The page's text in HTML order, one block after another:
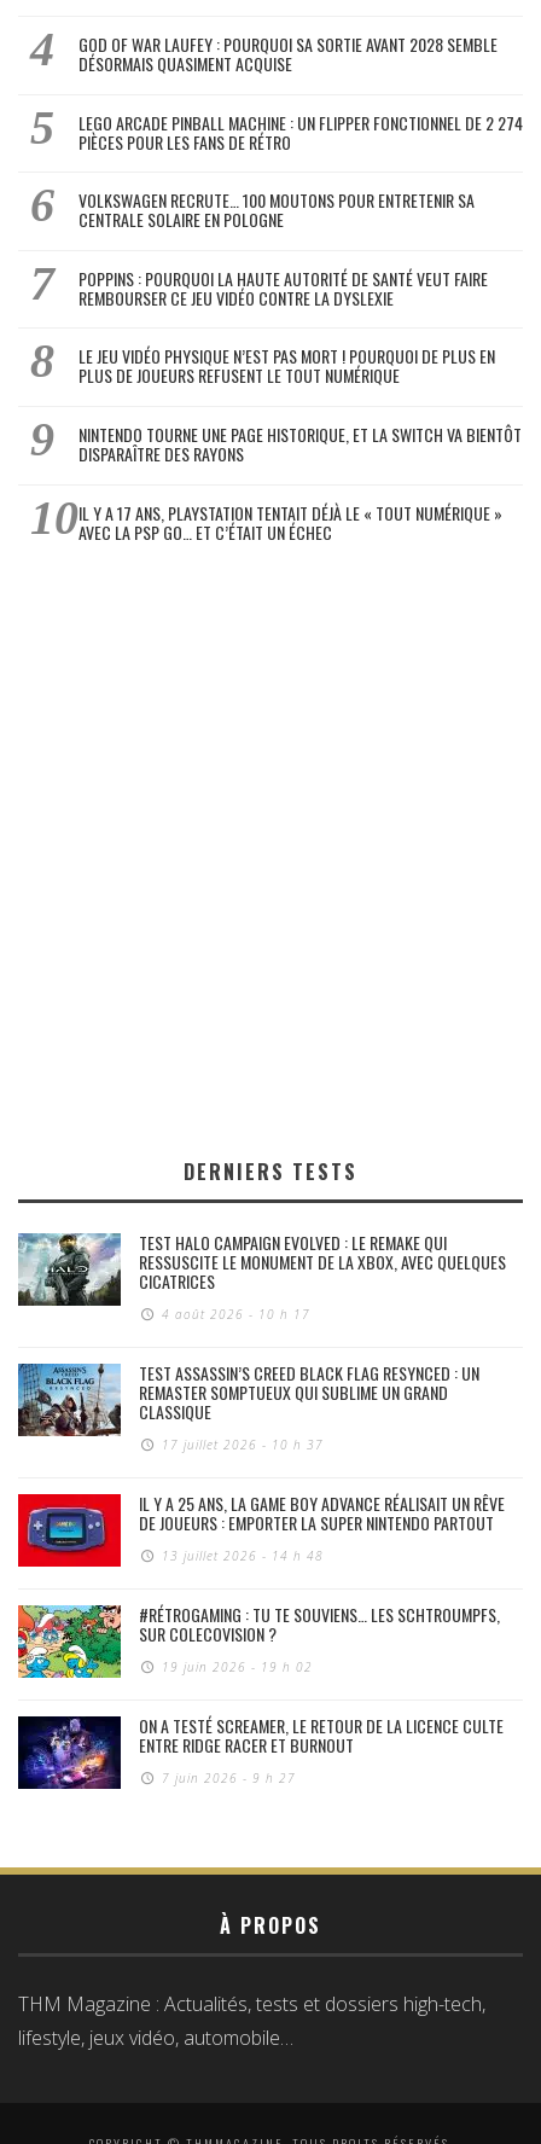
GOD OF WAR LAUFEY : POURQUOI SA SORTIE AVANT 2028 SEMBLE
DÉSORMAIS QUASIMENT ACQUISE
LEGO ARCADE PINBALL MACHINE : UN FLIPPER FONCTIONNEL DE 2 274
PIÈCES POUR LES FANS DE RÉTRO
VOLKSWAGEN RECRUTE… 100 MOUTONS POUR ENTRETENIR SA
CENTRALE SOLAIRE EN POLOGNE
POPPINS : POURQUOI LA HAUTE AUTORITÉ DE SANTÉ VEUT FAIRE
REMBOURSER CE JEU VIDÉO CONTRE LA DYSLEXIE
LE JEU VIDÉO PHYSIQUE N’EST PAS MORT ! POURQUOI DE PLUS EN
PLUS DE JOUEURS REFUSENT LE TOUT NUMÉRIQUE
NINTENDO TOURNE UNE PAGE HISTORIQUE, ET LA SWITCH VA BIENTÔT
DISPARAÎTRE DES RAYONS
IL Y A 17 ANS, PLAYSTATION TENTAIT DÉJÀ LE « TOUT NUMÉRIQUE »
AVEC LA PSP GO… ET C’ÉTAIT UN ÉCHEC
DERNIERS TESTS
TEST HALO CAMPAIGN EVOLVED : LE REMAKE QUI
RESSUSCITE LE MONUMENT DE LA XBOX, AVEC QUELQUES
CICATRICES
4 août 2026 - 10 h 17
TEST ASSASSIN’S CREED BLACK FLAG RESYNCED : UN
REMASTER SOMPTUEUX QUI SUBLIME UN GRAND
CLASSIQUE
17 juillet 2026 - 10 h 37
IL Y A 25 ANS, LA GAME BOY ADVANCE RÉALISAIT UN RÊVE
DE JOUEURS : EMPORTER LA SUPER NINTENDO PARTOUT
13 juillet 2026 - 14 h 48
#RÉTROGAMING : TU TE SOUVIENS… LES SCHTROUMPFS,
SUR COLECOVISION ?
19 juin 2026 - 19 h 02
ON A TESTÉ SCREAMER, LE RETOUR DE LA LICENCE CULTE
ENTRE RIDGE RACER ET BURNOUT
7 juin 2026 - 9 h 27
À PROPOS
THM Magazine : Actualités, tests et dossiers high-tech,
lifestyle, jeux vidéo, automobile…